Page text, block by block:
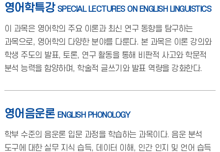
영어학특강 SPECIAL LECTURES ON ENGLISH LINGUISTICS
이 과목은 영어학의 주요 이론과 최신 연구 동향을 탐구하는
과목으로, 영어학의 다양한 분야를 다룬다. 본 과목은 이론 강의와
학생 주도의 발표, 토론, 연구 활동을 통해 비판적 사고와 학문적
분석 능력을 함양하며, 학술적 글쓰기와 발표 역량을 강화한다.
영어음운론 ENGLISH PHONOLOGY
학부 수준의 음운론 입문 과정을 학습하는 과목이다. 음운 분석
도구에 대한 실무 지식 습득, 데이터 이해, 인간 인지 및 언어 습득